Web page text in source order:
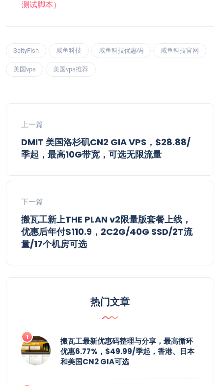
测试脚本）
SaltyFish 咸鱼科技 咸鱼科技优惠码 咸鱼科技官网
美国vps 美国vps推荐
上一篇
DMIT 美国洛杉矶CN2 GIA VPS，$28.88/
季起，最高10G带宽，可选无限流量
下一篇
搬瓦工新上THE PLAN v2限量版套餐上线，
优惠后年付$110.9，2C2G/40G SSD/2T流
量/17个机房可选
热门文章
搬瓦工最新优惠码整理与分享，最高循环
优惠6.77%，$49.99/季起，香港、日本
和美国CN2 GIA可选